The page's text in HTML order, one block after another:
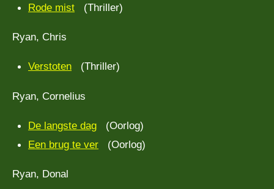
Rode mist (Thriller)
Ryan, Chris
Verstoten (Thriller)
Ryan, Cornelius
De langste dag (Oorlog)
Een brug te ver (Oorlog)
Ryan, Donal